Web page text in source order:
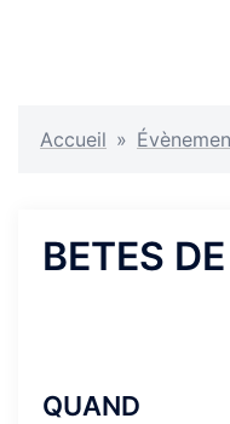
Accueil »
BETES
QUAND